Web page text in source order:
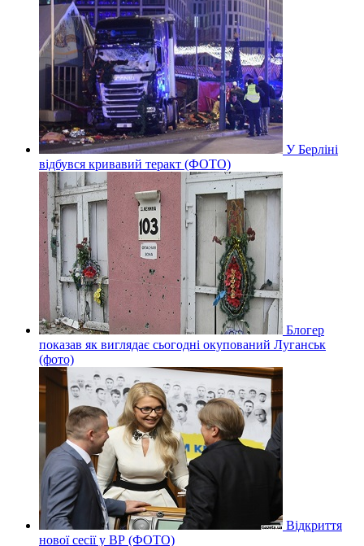
У Берліні
відбувся кривавий теракт (ФОТО)
Блогер
показав як виглядає сьогодні окупований Луганськ
(фото)
Відкриття
нової сесії у ВР (ФОТО)